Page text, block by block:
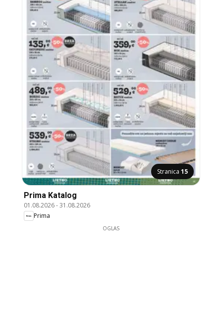
Stranica 15
Prima Katalog
01.08.2026-31.08.2026
Prima
OGLAS